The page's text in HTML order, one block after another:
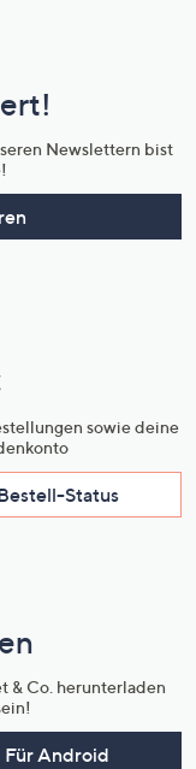
Newslettern bist
sowie deine
Status
& Co. herunterladen
Für Android